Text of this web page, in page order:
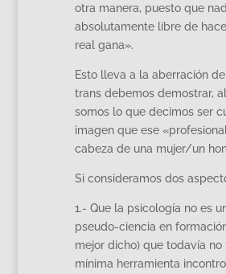
otra manera, puesto que
absolutamente libre de
real gana».
Esto lleva a la aberración
trans debemos demostrar,
somos lo que decimos ser
imagen que ese
cabeza de una mujer/un
Si consideramos dos
1.- Que la psicología no es
pseudo-ciencia en
mejor dicho) que todavía no
mínima herramienta